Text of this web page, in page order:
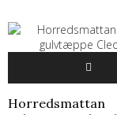
Horredsmattan